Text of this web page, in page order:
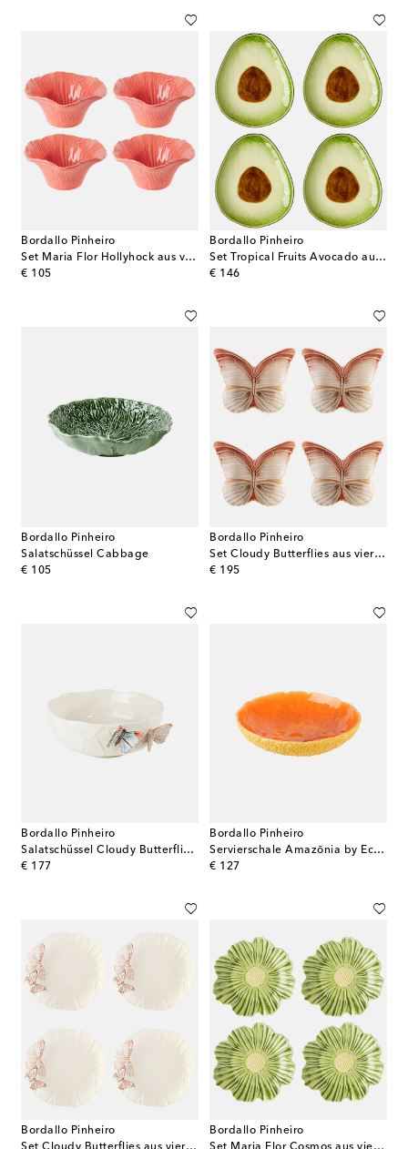
Bordallo Pinheiro
Set Maria Flor Hollyhock aus vier Müslischalen
€ 105
original price
Bordallo Pinheiro
Set Tropical Fruits Avocado aus vier Desserttellern
€ 146
original price
Bordallo Pinheiro
Salatschüssel Cabbage
€ 105
original price
Bordallo Pinheiro
Set Cloudy Butterflies aus vier Brottellern by Claudia Schiffer
€ 195
original price
Bordallo Pinheiro
Salatschüssel Cloudy Butterflies by Claudia Schiffer
€ 177
original price
Bordallo Pinheiro
Servierschale Amazōnia by EcoArts
€ 127
original price
Bordallo Pinheiro
Bordallo Pinheiro